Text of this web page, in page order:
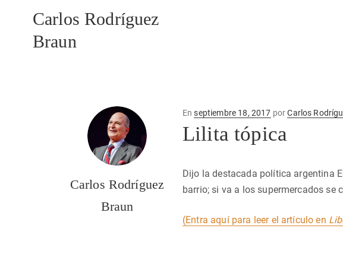
Carlos Rodríguez
Braun
Carlos Rodríguez
Braun
EnPublicado
en
septiembre 18, 2017 porCarlos
Lilita tópica
Dijo la destacada política argentina
barrio; si va a los supermercados se
(Entra aquí para leer el artículo en